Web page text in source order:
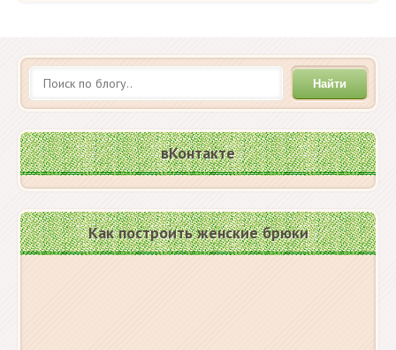
Найти
вКонтакте
Как построить женские брюки